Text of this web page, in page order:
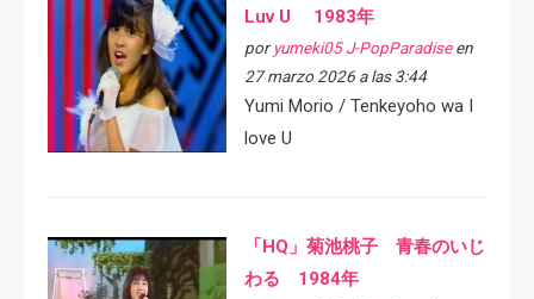
Luv U 1983年
por yumeki05 J-PopParadiseen
27 marzo 2026 a las 3:44
Yumi Morio / Tenkeyoho wa I
love U
「HQ」菊池桃子 青春のいじ
わる 1984年